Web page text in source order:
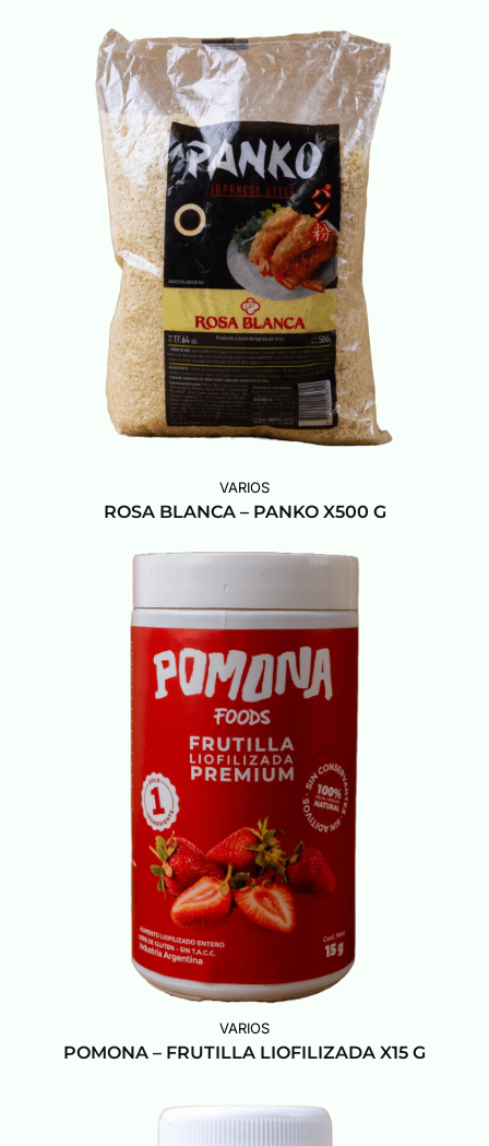
VARIOS
ROSA BLANCA – PANKO X500 G
VARIOS
POMONA – FRUTILLA LIOFILIZADA X15 G